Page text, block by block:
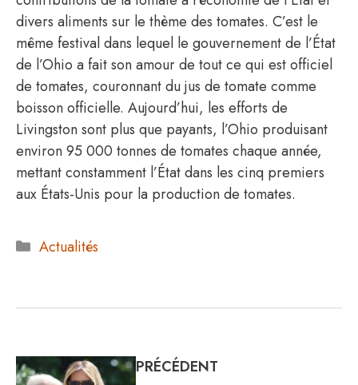
divers aliments sur le thème des tomates. C’est le
même festival dans lequel le gouvernement de l’État
de l’Ohio a fait son amour de tout ce qui est officiel
de tomates, couronnant du jus de tomate comme
boisson officielle. Aujourd’hui, les efforts de
Livingston sont plus que payants, l’Ohio produisant
environ 95 000 tonnes de tomates chaque année,
mettant constamment l’État dans les cinq premiers
aux États-Unis pour la production de tomates.
Catégories
Actualités
PRÉCÉDENT